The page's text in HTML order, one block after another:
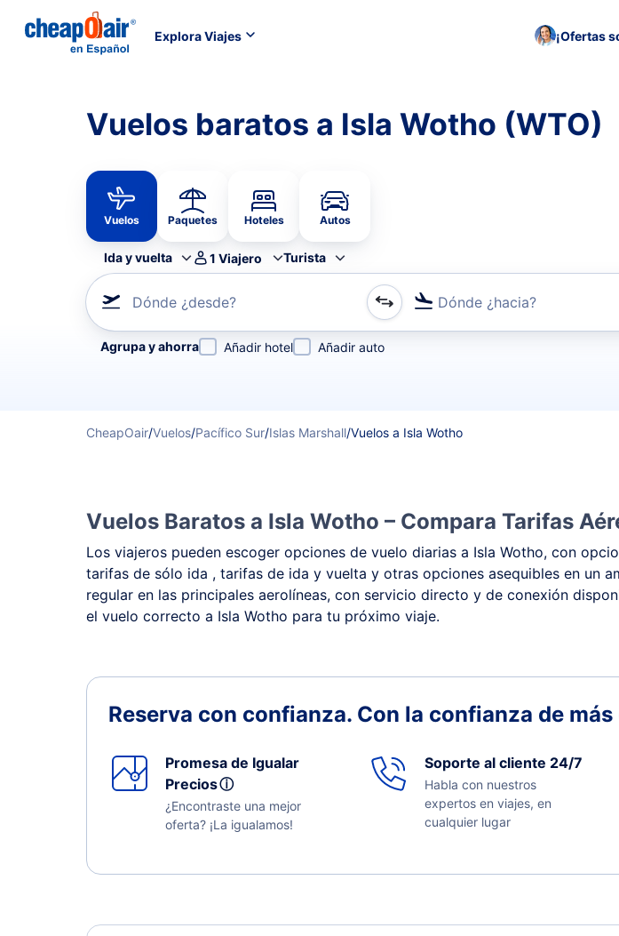
Explora Viajes ¡Ofertas
Vuelos baratos a Isla Wotho (WTO)
Vuelos Paquetes Hoteles Autos
Ida y vuelta 1 Viajero Turista
Dónde ¿desde? Dónde ¿hacia?
Refina tu búsqueda por aerolínea, por ciudad o aeropuerto o por vuelos directos
Agrupa y ahorra Añadir hotel Añadir auto
CheapOair/Vuelos/Pacífico Sur/Islas Marshall/Vuelos a Isla Wotho
Vuelos Baratos a Isla Wotho – Compara Tarifas
Los viajeros pueden escoger opciones de vuelo diarias a Isla Wotho, con
tarifas de sólo ida , tarifas de ida y vuelta y otras opciones asequibles en un
regular en las principales aerolíneas, con servicio directo y de conexión
el vuelo correcto a Isla Wotho para tu próximo viaje.
Reserva con confianza. Con la confianza de
Promesa de Igualar
Preciosⓘ
¿Encontraste una mejor
oferta? ¡La igualamos!
Soporte al cliente 24/7
Habla con nuestros
expertos en viajes, en
cualquier lugar